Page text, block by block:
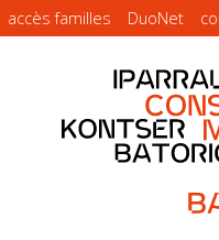
accès familles DuoNet